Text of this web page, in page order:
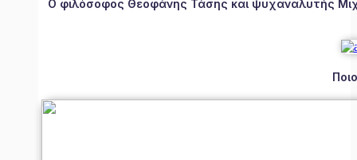
Ο φιλόσοφος Θεοφάνης Τάσης και ψυχαναλυτής